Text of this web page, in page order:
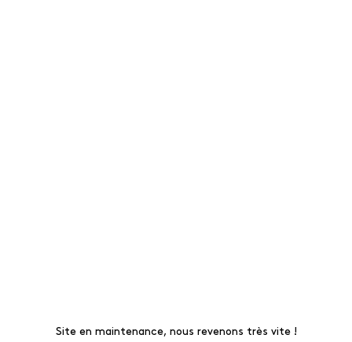
Site en maintenance, nous revenons très vite !